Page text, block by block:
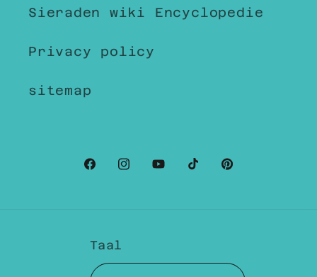
Sieraden wiki Encyclopedie
Privacy policy
sitemap
Facebook
Instagram
YouTubeTikTokPinterest
Taal